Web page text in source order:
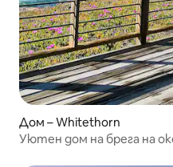
Дом – Whitethorn
Уютен дом на брега на